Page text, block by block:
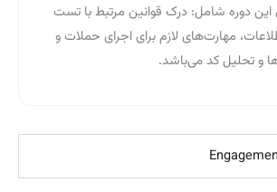
دوره شامل: درک قوانین مرتبط با تست
مهار‌ت‌های لازم برای اجرای حملات و
و تحلیل کد می‌باشد.